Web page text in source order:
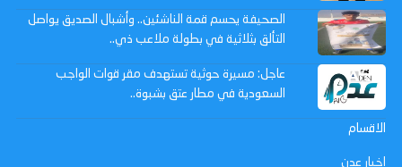
الصحيفة يحسم قمة الناشئين.. وأشبال الصديق يواصل
التألق بثلاثية في بطولة ملاعب ذي..
عاجل: مسيرة حوثية تستهدف مقر قوات الواجب
السعودية في مطار عتق بشبوة..
الاقسام
اخبار عدن